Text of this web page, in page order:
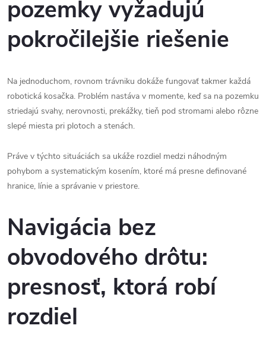
pozemky vyžadujú
pokročilejšie riešenie
Na jednoduchom, rovnom trávniku dokáže fungovať takmer každá
robotická kosačka. Problém nastáva v momente, keď sa na pozemku
striedajú svahy, nerovnosti, prekážky, tieň pod stromami alebo rôzne
slepé miesta pri plotoch a stenách.
Práve v týchto situáciách sa ukáže rozdiel medzi náhodným
pohybom a systematickým kosením, ktoré má presne definované
hranice, línie a správanie v priestore.
Navigácia bez
obvodového drôtu:
presnosť, ktorá robí
rozdiel